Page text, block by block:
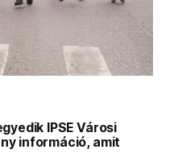
IPSE Városi
információ, amit